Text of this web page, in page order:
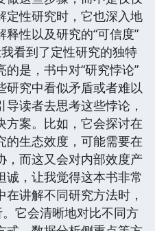
定性研究时，它也深入地
性以及研究的“可信度”
看到了定性研究的独特
是，书中对“研究悖论”
研究中看似矛盾或者难以
读者去思考这些悖论，
方案。比如，它会探讨在
的生态效度，可能需要在
，而这又会对内部效度产
诚，让我觉得这本书非常
讲解不同研究方法时，
它会清晰地对比不同方